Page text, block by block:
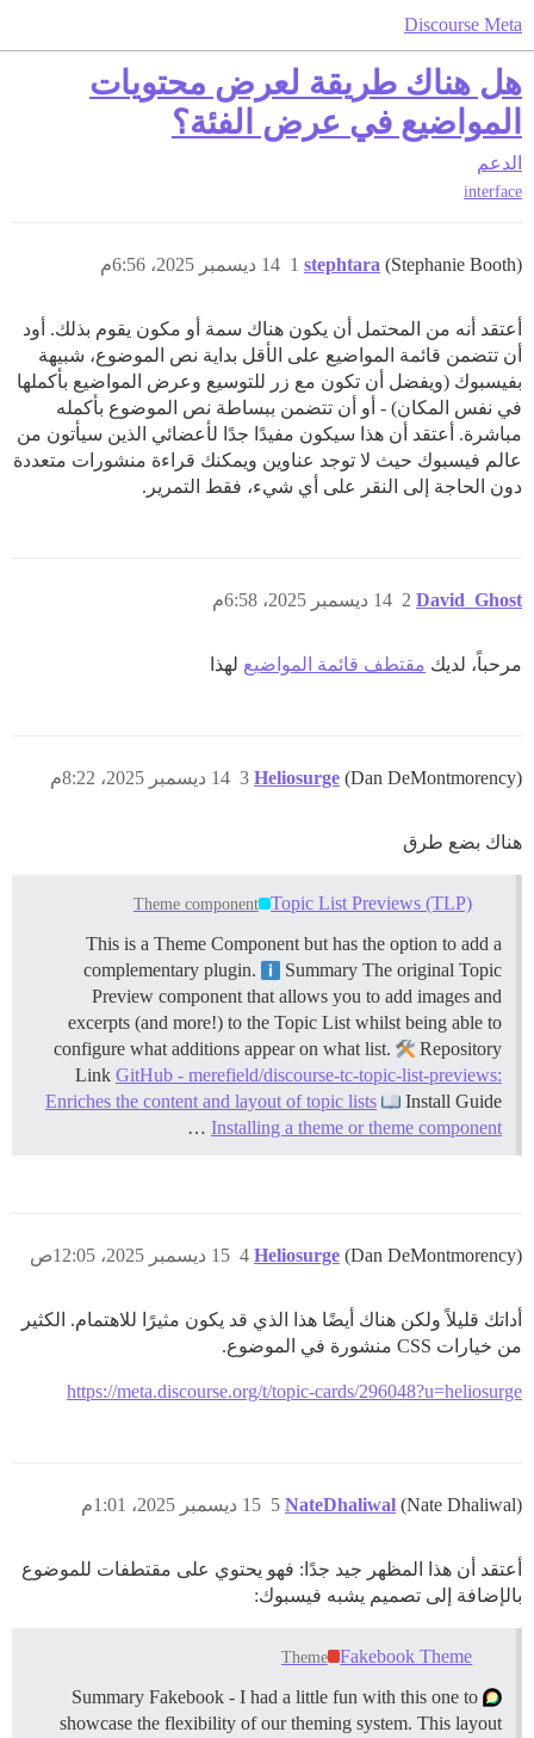
Discourse Meta
هل هناك طريقة لعرض محتويات
المواضيع في عرض الفئة؟
الدعم
interface
stephtara (Stephanie Booth) 14 ديسمبر 2025، 6:56م 1
أعتقد أنه من المحتمل أن يكون هناك سمة أو مكون يقوم بذلك. أود
أن تتضمن قائمة المواضيع على الأقل بداية نص الموضوع، شبيهة
بفيسبوك (ويفضل أن تكون مع زر للتوسيع وعرض المواضيع بأكملها
في نفس المكان) - أو أن تتضمن ببساطة نص الموضوع بأكمله
مباشرة. أعتقد أن هذا سيكون مفيدًا جدًا لأعضائي الذين سيأتون من
عالم فيسبوك حيث لا توجد عناوين ويمكنك قراءة منشورات متعددة
دون الحاجة إلى النقر على أي شيء، فقط التمرير.
David_Ghost 14 ديسمبر 2025، 6:58م 2
مرحباً، لديك مقتطف قائمة المواضيع لهذا
Heliosurge (Dan DeMontmorency) 14 ديسمبر 2025، 8:22م 3
هناك بضع طرق
Topic List Previews (TLP)
Theme component
This is a Theme Component but has the option to add a
complementary plugin.
Summary The original Topic
Preview component that allows you to add images and
excerpts (and more!) to the Topic List whilst being able to
configure what additions appear on what list.
Repository
Link GitHub - merefield/discourse-tc-topic-list-previews:
Enriches the content and layout of topic lists
Install Guide
Installing a theme or theme component
…
Heliosurge (Dan DeMontmorency) 15 ديسمبر 2025، 12:05ص 4
أداتك قليلاً ولكن هناك أيضًا هذا الذي قد يكون مثيرًا للاهتمام. الكثير
من خيارات CSS منشورة في الموضوع.
https://meta.discourse.org/t/topic-cards/296048?u=heliosurge
NateDhaliwal (Nate Dhaliwal) 15 ديسمبر 2025، 1:01م 5
أعتقد أن هذا المظهر جيد جدًا: فهو يحتوي على مقتطفات للموضوع
بالإضافة إلى تصميم يشبه فيسبوك:
Fakebook Theme
Theme
Summary Fakebook - I had a little fun with this one to
showcase the flexibility of our theming system. This layout